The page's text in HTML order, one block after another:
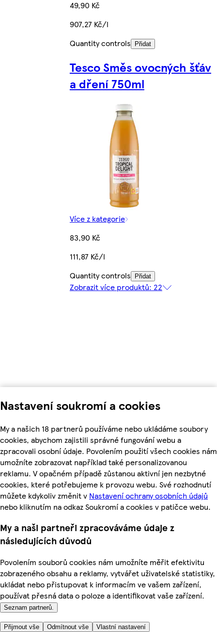
Nastavení soukromí a cookies
My a našich 18 partnerů používáme nebo ukládáme soubory
cookies, abychom zajistili správné fungování webu a
zpracovali osobní údaje. Povolením použití všech cookies nám
umožníte zobrazovat například také personalizovanou
reklamu. V opačném případě zůstanou aktivní jen nezbytné
cookies, které potřebujeme k provozu webu. Své rozhodnutí
můžete kdykoliv změnit v Nastavení ochrany osobních údajů
nebo kliknutím na odkaz Soukromí a cookies v patičce webu.
My a naši partneři zpracováváme údaje z
následujících důvodů
Povolením souborů cookies nám umožníte měřit efektivitu
zobrazeného obsahu a reklamy, vytvářet uživatelské statistiky,
ukládat nebo přistupovat k informacím ve vašem zařízení,
používat přesná data o poloze a identifikovat vaše zařízení.
Seznam partnerů.
Přijmout vše Odmítnout vše Vlastní nastavení
49,90 Kč
907,27 Kč/l
Quantity controls
Přidat
Tesco Směs ovocných šťáv
a dření 750ml
Více z kategorie
83,90 Kč
111,87 Kč/l
Quantity controls
Přidat
Zobrazit více produktů: 22